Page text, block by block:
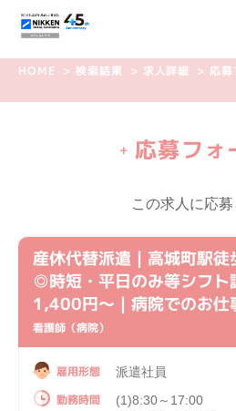
HOME > 検索結果 > 求人詳細 > 応募
+ 応募フォ
この求人に応
産休代替派遣｜高城町駅
◎時短・平日のみ等シフ
1,400円～｜病院でのお仕
看護師（病院）
雇用形態 派遣社員
勤務時間
(1)8:30～17:00